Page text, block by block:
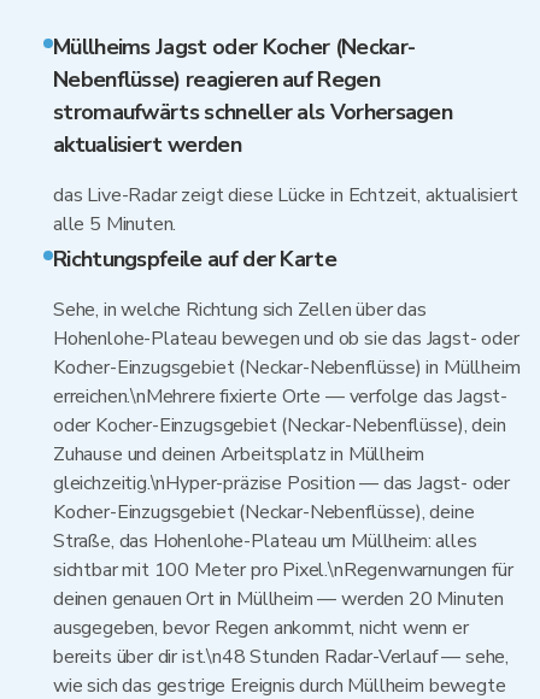
Müllheims Jagst oder Kocher (Neckar-
Nebenflüsse) reagieren auf Regen
stromaufwärts schneller als Vorhersagen
aktualisiert werden
das Live-Radar zeigt diese Lücke in Echtzeit, aktualisiert
alle 5 Minuten.
Richtungspfeile auf der Karte
Sehe, in welche Richtung sich Zellen über das
Hohenlohe-Plateau bewegen und ob sie das Jagst- oder
Kocher-Einzugsgebiet (Neckar-Nebenflüsse) in Müllheim
erreichen.\nMehrere fixierte Orte — verfolge das Jagst-
oder Kocher-Einzugsgebiet (Neckar-Nebenflüsse), dein
Zuhause und deinen Arbeitsplatz in Müllheim
gleichzeitig.\nHyper-präzise Position — das Jagst- oder
Kocher-Einzugsgebiet (Neckar-Nebenflüsse), deine
Straße, das Hohenlohe-Plateau um Müllheim: alles
sichtbar mit 100 Meter pro Pixel.\nRegenwarnungen für
deinen genauen Ort in Müllheim — werden 20 Minuten
ausgegeben, bevor Regen ankommt, nicht wenn er
bereits über dir ist.\n48 Stunden Radar-Verlauf — sehe,
wie sich das gestrige Ereignis durch Müllheim bewegte